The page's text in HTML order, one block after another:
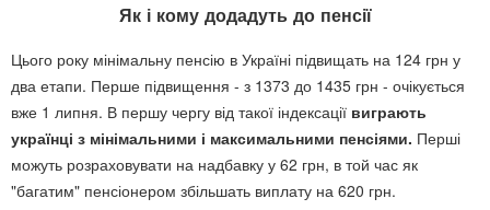
Як і кому додадуть до пенсії
Цього року мінімальну пенсію в Україні підвищать на 124 грн у
два етапи. Перше підвищення - з 1373 до 1435 грн - очікується
вже 1 липня. В першу чергу від такої індексації виграють
українці з мінімальними і максимальними пенсіями. Перші
можуть розраховувати на надбавку у 62 грн, в той час як
"багатим" пенсіонером збільшать виплату на 620 грн.